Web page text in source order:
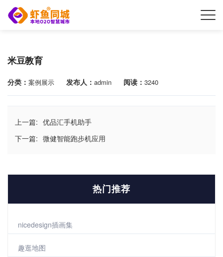
米豆教育
分类： 案例展示 发布人： admin 阅读： 3240
上一篇: 优品汇手机助手
下一篇: 微健智能跑步机应用
热门推荐
nicedesign插画集
趣逛地图